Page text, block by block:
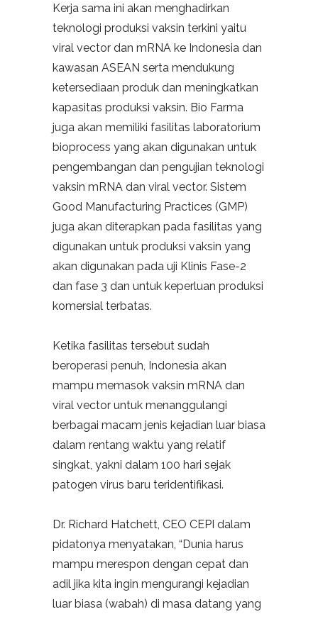
Kerja sama ini akan menghadirkan
teknologi produksi vaksin terkini yaitu
viral vector dan mRNA ke Indonesia dan
kawasan ASEAN serta mendukung
ketersediaan produk dan meningkatkan
kapasitas produksi vaksin. Bio Farma
juga akan memiliki fasilitas laboratorium
bioprocess yang akan digunakan untuk
pengembangan dan pengujian teknologi
vaksin mRNA dan viral vector. Sistem
Good Manufacturing Practices (GMP)
juga akan diterapkan pada fasilitas yang
digunakan untuk produksi vaksin yang
akan digunakan pada uji Klinis Fase-2
dan fase 3 dan untuk keperluan produksi
komersial terbatas.
Ketika fasilitas tersebut sudah
beroperasi penuh, Indonesia akan
mampu memasok vaksin mRNA dan
viral vector untuk menanggulangi
berbagai macam jenis kejadian luar biasa
dalam rentang waktu yang relatif
singkat, yakni dalam 100 hari sejak
patogen virus baru teridentifikasi.
Dr. Richard Hatchett, CEO CEPI dalam
pidatonya menyatakan, “Dunia harus
mampu merespon dengan cepat dan
adil jika kita ingin mengurangi kejadian
luar biasa (wabah) di masa datang yang